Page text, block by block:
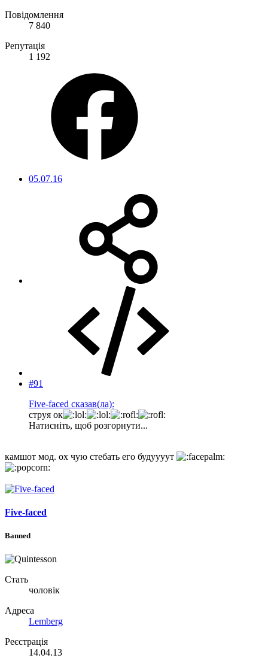
Повідомлення
7 840
Репутація
1 192
05.07.16
#91
Five-faced сказав(ла):
струя ок
Натисніть, щоб розгорнути...
камшот мод. ох чую стебать его будуууут
Five-faced
Banned
Стать
чоловік
Адреса
Lemberg
Реєстрація
14.04.13